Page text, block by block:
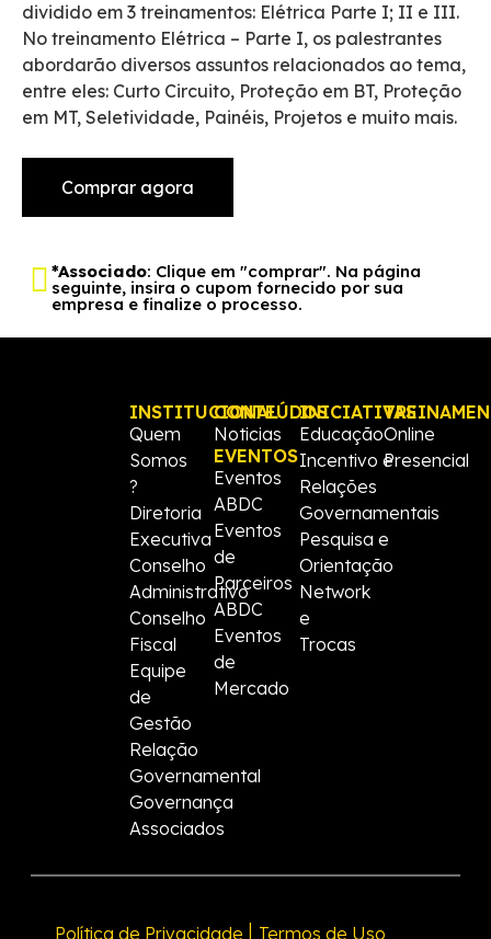
dividido em 3 treinamentos: Elétrica Parte I; II e III.
No treinamento Elétrica – Parte I, os palestrantes
abordarão diversos assuntos relacionados ao tema,
entre eles: Curto Circuito, Proteção em BT, Proteção
em MT, Seletividade, Painéis, Projetos e muito mais.
Comprar agora
*Associado: Clique em "comprar". Na página
seguinte, insira o cupom fornecido por sua
empresa e finalize o processo.
INSTITUCIONAL
Quem
Somos
?
Diretoria
Executiva
Conselho
Administrativo
Conselho
Fiscal
Equipe
de
Gestão
Relação
Governamental
Governança
Associados
CONTEÚDOS
Noticias
EVENTOS
Eventos
ABDC
Eventos
de
Parceiros
ABDC
Eventos
de
Mercado
INICIATIVAS
Educação
Incentivo e
Relações
Governamentais
Pesquisa e
Orientação
Network
e
Trocas
Online
Presencial
Política de Privacidade | Termos de Uso